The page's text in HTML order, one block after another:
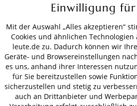
VERSAND
AGB Datenschutz
© 2026 HOLZ-
Einwilligung
Mit der Auswahl „Alles akzeptieren“
Cookies und ähnlichen
leute.de zu. Dadurch können wir
Geräte- und Browsereinstellungen
es uns, anhand ihrer Interessen
für Sie bereitzustellen sowie
sicherzustellen und stetig zu
auch an Drittanbieter und